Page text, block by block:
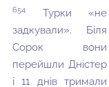
654
Турки «не
задкували». Біля
Сорок вони
перейшли Дністер
і 11 днів тримали